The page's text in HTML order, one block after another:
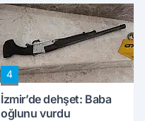
peynircilerimizi de
kıskaca aldı, müdahale
ettik'
4
İzmir’de dehşet: Baba
oğlunu vurdu